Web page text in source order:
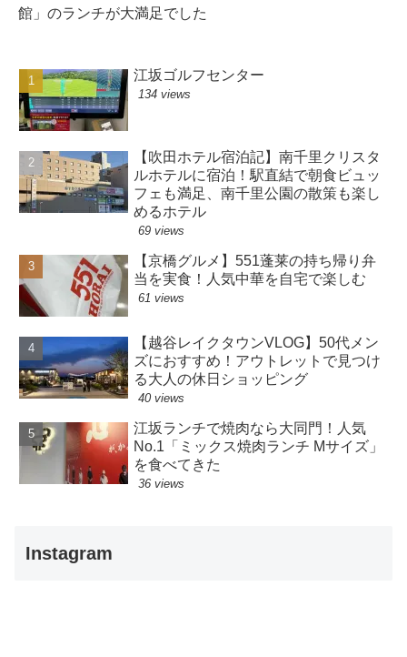
館」のランチが大満足でした
江坂ゴルフセンター
134 views
【吹田ホテル宿泊記】南千里クリスタ
ルホテルに宿泊！駅直結で朝食ビュッ
フェも満足、南千里公園の散策も楽し
めるホテル
69 views
【京橋グルメ】551蓬莱の持ち帰り弁
当を実食！人気中華を自宅で楽しむ
61 views
【越谷レイクタウンVLOG】50代メン
ズにおすすめ！アウトレットで見つけ
る大人の休日ショッピング
40 views
江坂ランチで焼肉なら大同門！人気
No.1「ミックス焼肉ランチ Mサイズ」
を食べてきた
36 views
Instagram